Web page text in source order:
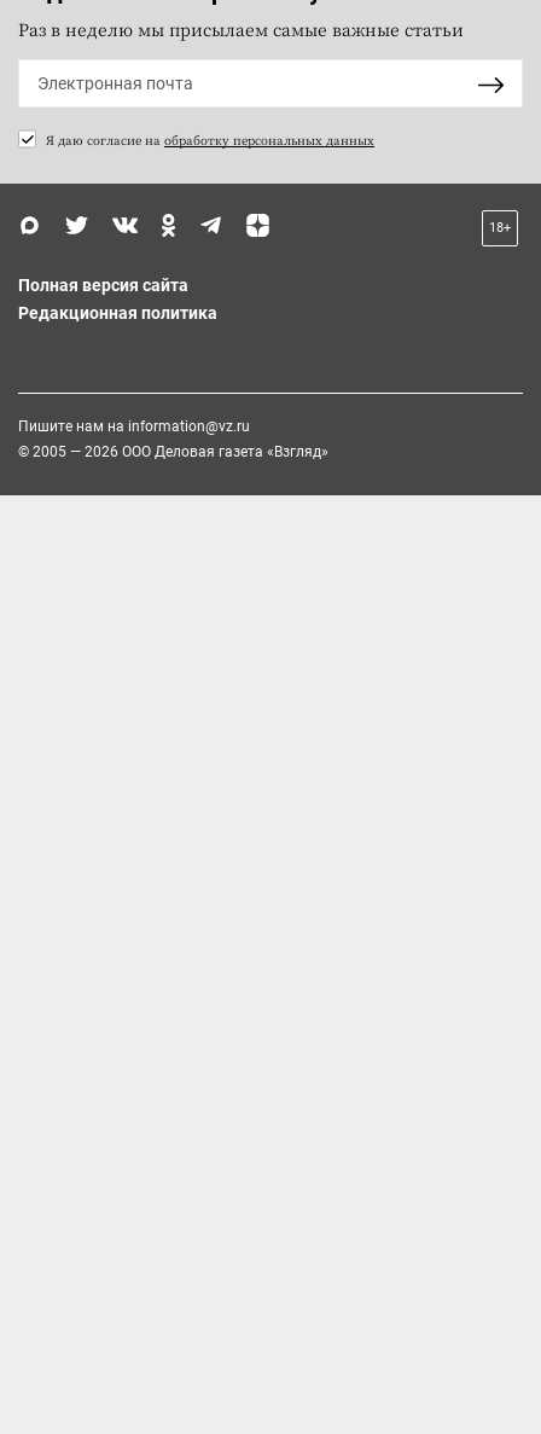
Раз в неделю мы присылаем самые важные статьи
Я даю согласие на обработку персональных данных
18+
Полная версия сайта
Редакционная политика
Пишите нам на information@vz.ru
© 2005 — 2026 ООО Деловая газета «Взгляд»